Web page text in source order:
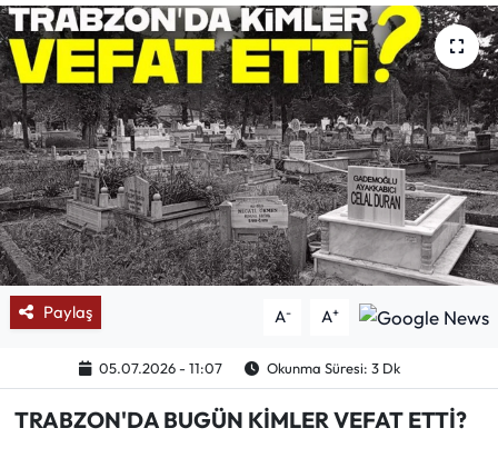
Paylaş A- A+
05.07.2026 - 11:07 Okunma Süresi: 3 Dk
TRABZON'DA BUGÜN KİMLER VEFAT ETTİ?
Magazin
Mektup Galeri
Röportaj
Manşet
Köşe Yazıları
Karikatür Galeri
BIK